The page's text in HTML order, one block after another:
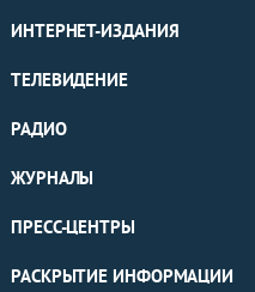
ИНТЕРНЕТ-ИЗДАНИЯ
ТЕЛЕВИДЕНИЕ
РАДИО
ЖУРНАЛЫ
ПРЕСС-ЦЕНТРЫ
РАСКРЫТИЕ ИНФОРМАЦИИ